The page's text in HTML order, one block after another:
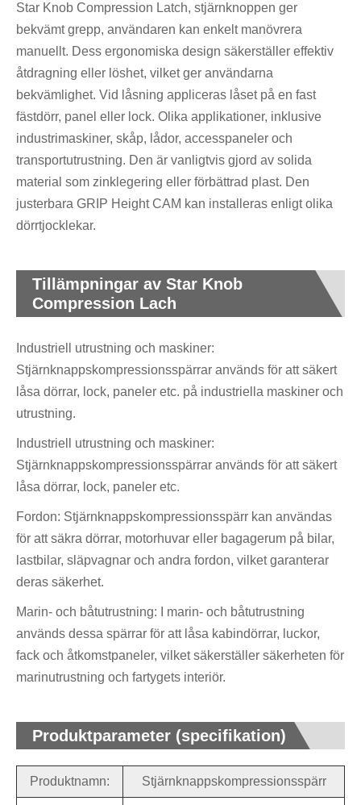
Star Knob Compression Latch, stjärnknoppen ger
bekvämt grepp, användaren kan enkelt manövrera
manuellt. Dess ergonomiska design säkerställer effektiv
åtdragning eller löshet, vilket ger användarna
bekvämlighet. Vid låsning appliceras låset på en fast
fästdörr, panel eller lock. Olika applikationer, inklusive
industrimaskiner, skåp, lådor, accesspaneler och
transportutrustning. Den är vanligtvis gjord av solida
material som zinklegering eller förbättrad plast. Den
justerbara GRIP Height CAM kan installeras enligt olika
dörrtjocklekar.
Tillämpningar av Star Knob
Compression Lach
Industriell utrustning och maskiner:
Stjärnknappskompressionsspärrar används för att säkert
låsa dörrar, lock, paneler etc. på industriella maskiner och
utrustning.
Industriell utrustning och maskiner:
Stjärnknappskompressionsspärrar används för att säkert
låsa dörrar, lock, paneler etc.
Fordon: Stjärnknappskompressionsspärr kan användas
för att säkra dörrar, motorhuvar eller bagagerum på bilar,
lastbilar, släpvagnar och andra fordon, vilket garanterar
deras säkerhet.
Marin- och båtutrustning: I marin- och båtutrustning
används dessa spärrar för att låsa kabindörrar, luckor,
fack och åtkomstpaneler, vilket säkerställer säkerheten för
marinutrustning och fartygets interiör.
Produktparameter (specifikation)
Produktnamn: Stjärnknappskompressionsspärr